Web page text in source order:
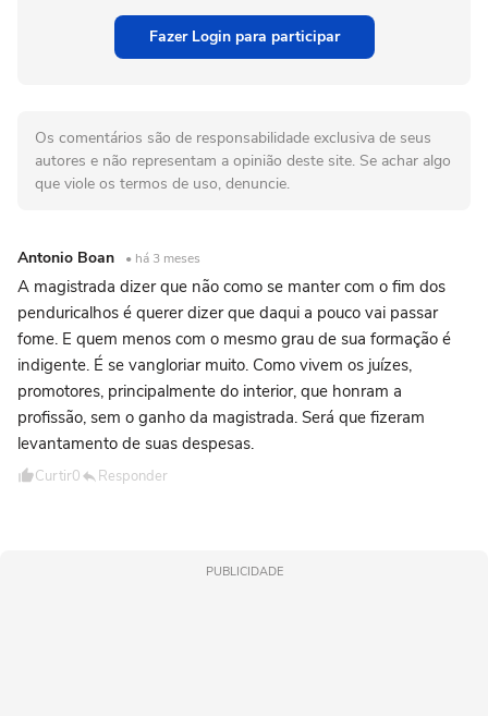
Fazer Login para participar
Os comentários são de responsabilidade exclusiva de seus
autores e não representam a opinião deste site. Se achar algo
que viole os termos de uso, denuncie.
Antonio Boan • há 3 meses
A magistrada dizer que não como se manter com o fim dos
penduricalhos é querer dizer que daqui a pouco vai passar
fome. E quem menos com o mesmo grau de sua formação é
indigente. É se vangloriar muito. Como vivem os juízes,
promotores, principalmente do interior, que honram a
profissão, sem o ganho da magistrada. Será que fizeram
levantamento de suas despesas.
Curtir0 Responder
PUBLICIDADE